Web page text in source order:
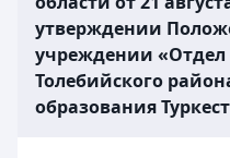
утверждении
учреждении «Отдел
Толебийского
образования